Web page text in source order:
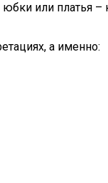
или платья
а именно: